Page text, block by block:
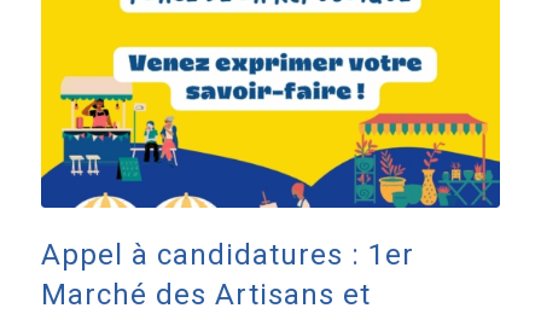
Appel à candidatures : 1er
Marché des Artisans et